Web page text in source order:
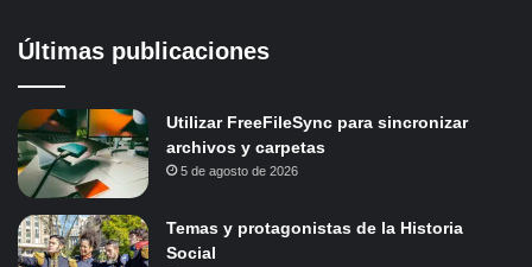
Últimas publicaciones
Utilizar FreeFileSync para sincronizar
archivos y carpetas
5 de agosto de 2026
Temas y protagonistas de la Historia
Social